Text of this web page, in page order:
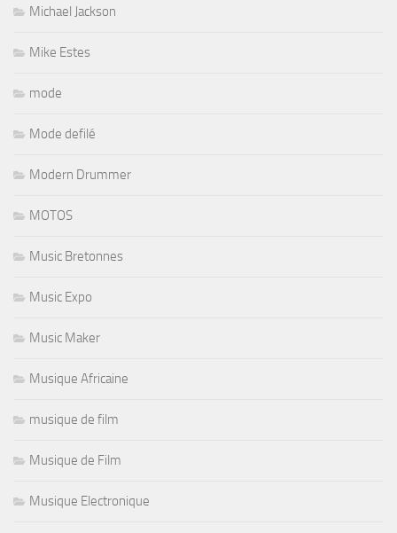
Michael Jackson
Mike Estes
mode
Mode defilé
Modern Drummer
MOTOS
Music Bretonnes
Music Expo
Music Maker
Musique Africaine
musique de film
Musique de Film
Musique Electronique